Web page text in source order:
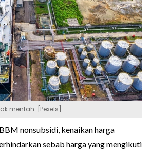
mentah. [Pexels].
nonsubsidi, kenaikan harga
sebab harga yang mengikuti